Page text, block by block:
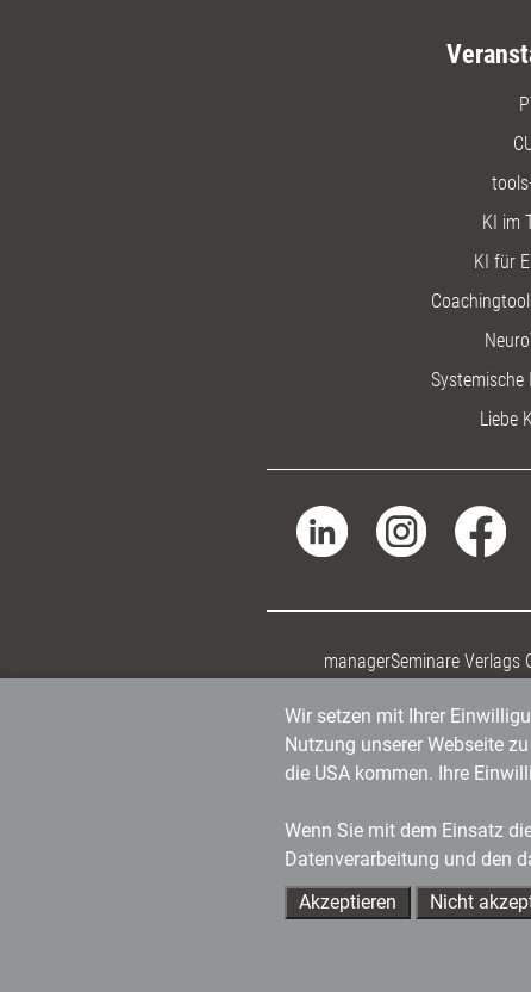
KI im
KI für
Liebe
managerSeminare Verlags
Wir setzen mit Ihrer
Nutzung unserer Webseite
die USA kommen. Ihre
Wenn Sie mit dem Einsatz
Datenverarbeitung und den
Akzeptieren
Nicht